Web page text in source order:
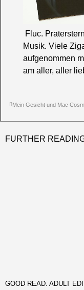
Fluc.
Musik. Viele
aufgenommen
am aller, aller
Mein Gesicht und Mac
FURTHER
GOOD READ. ADULT